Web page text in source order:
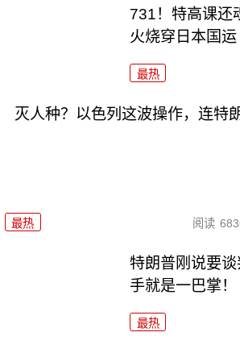
731！特高课还
火烧穿日本国运
最热
灭人种？以色列这波操作，连特
最热 阅读
特朗普刚说要
手就是一巴掌！
最热